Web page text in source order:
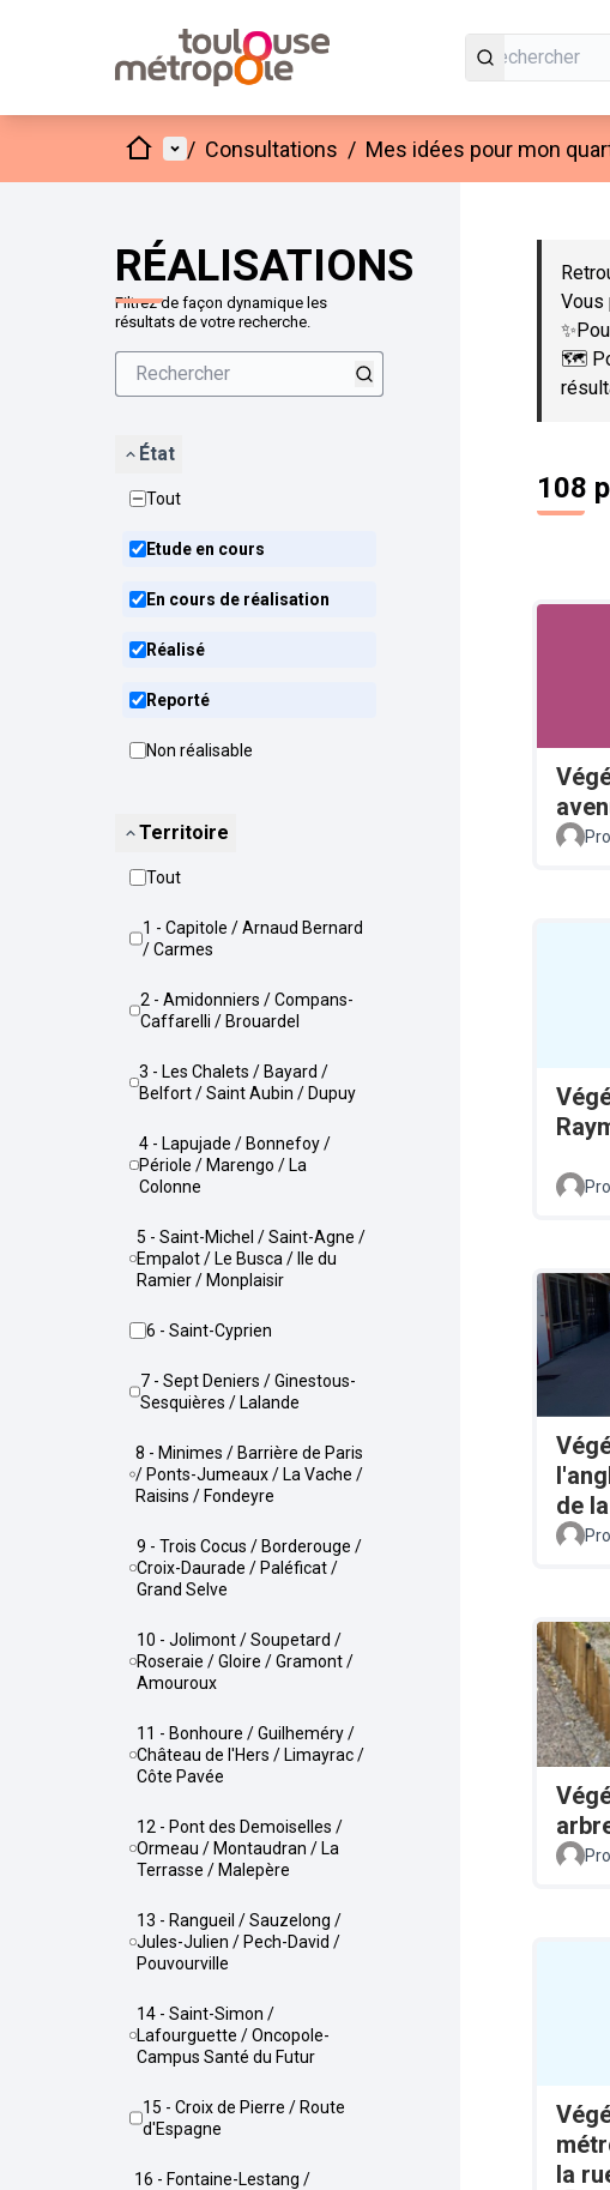
AccueilMenu principal
/ Consultations / Mes idées pour mon
RÉALISATIONS
Filtrez de façon dynamique les
résultats de votre recherche.
État
Tout
Etude en cours
En cours de réalisation
Réalisé
Reporté
Non réalisable
Territoire
Tout
1 - Capitole / Arnaud Bernard
/ Carmes
2 - Amidonniers / Compans-
Caffarelli / Brouardel
3 - Les Chalets / Bayard /
Belfort / Saint Aubin / Dupuy
4 - Lapujade / Bonnefoy /
Périole / Marengo / La
Colonne
5 - Saint-Michel / Saint-Agne /
Empalot / Le Busca / Ile du
Ramier / Monplaisir
6 - Saint-Cyprien
7 - Sept Deniers / Ginestous-
Sesquières / Lalande
8 - Minimes / Barrière de Paris
/ Ponts-Jumeaux / La Vache /
Raisins / Fondeyre
9 - Trois Cocus / Borderouge /
Croix-Daurade / Paléficat /
Grand Selve
10 - Jolimont / Soupetard /
Roseraie / Gloire / Gramont /
Amouroux
11 - Bonhoure / Guilheméry /
Château de l'Hers / Limayrac /
Côte Pavée
12 - Pont des Demoiselles /
Ormeau / Montaudran / La
Terrasse / Malepère
13 - Rangueil / Sauzelong /
Jules-Julien / Pech-David /
Pouvourville
14 - Saint-Simon /
Lafourguette / Oncopole-
Campus Santé du Futur
15 - Croix de Pierre / Route
d'Espagne
16 - Fontaine-Lestang /
Passer la carte
Vous
🗺️
108
de
la